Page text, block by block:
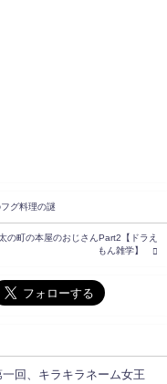
グ料理の謎
町の本屋のおじさんPart2【ドラえ
もん雑学】
一回、キラキラネーム女王